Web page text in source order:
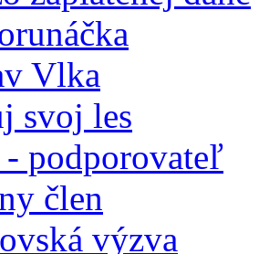
Vlka
svoj les
- podporovateľ
člen
výzva